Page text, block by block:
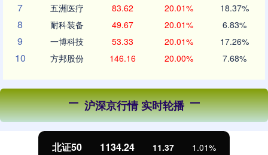
7 五洲医疗 83.62 20.01% 18.37%
8 耐科装备 49.67 20.01% 6.83%
9 一博科技 53.33 20.01% 17.26%
10 方邦股份 146.16 20.00% 7.68%
沪深京行情 实时轮播
北证50 1134.24 11.37 1.01%